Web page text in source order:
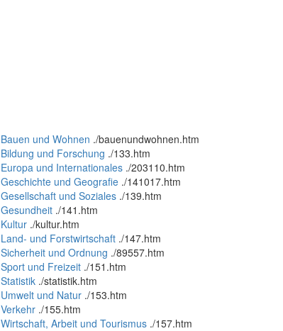
Bauen und Wohnen ./bauenundwohnen.htm
Bildung und Forschung ./133.htm
Europa und Internationales ./203110.htm
Geschichte und Geografie ./141017.htm
Gesellschaft und Soziales ./139.htm
Gesundheit ./141.htm
Kultur ./kultur.htm
Land- und Forstwirtschaft ./147.htm
Sicherheit und Ordnung ./89557.htm
Sport und Freizeit ./151.htm
Statistik ./statistik.htm
Umwelt und Natur ./153.htm
Verkehr ./155.htm
Wirtschaft, Arbeit und Tourismus ./157.htm